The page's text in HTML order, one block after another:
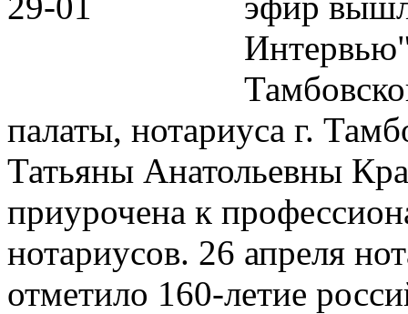
палаты, нотариуса г.
Татьяны Анатольевны
приурочена к
нотариусов. 26 апреля
отметило 160-летие